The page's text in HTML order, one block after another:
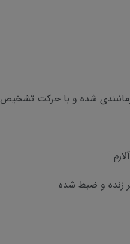
شده و با حرکت تشخیص
زنده و ضبط شده